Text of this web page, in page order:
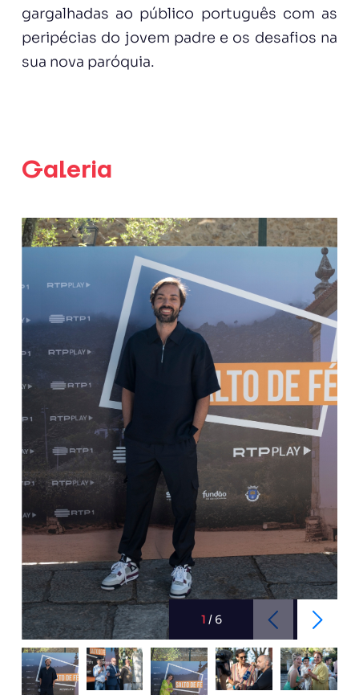
gargalhadas ao público português com as
peripécias do jovem padre e os desafios na
sua nova paróquia.
Galeria
1 / 6